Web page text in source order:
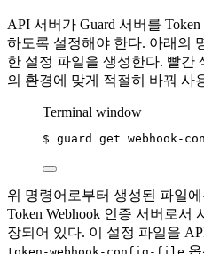
API 서버가 Guard 서버를
하도록 설정해야 한다. 아래의
한 설정 파일을 생성한다. 빨간
의 환경에 맞게 적절히 바꿔 사
Terminal window
$ guard get webhook-
위 명령어로부터 생성된 파일
Token Webhook 인증 서버로서
장되어 있다. 이 설정 파일을